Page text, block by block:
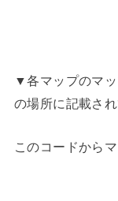
▼各マップのマ
の場所に記載され
このコードから